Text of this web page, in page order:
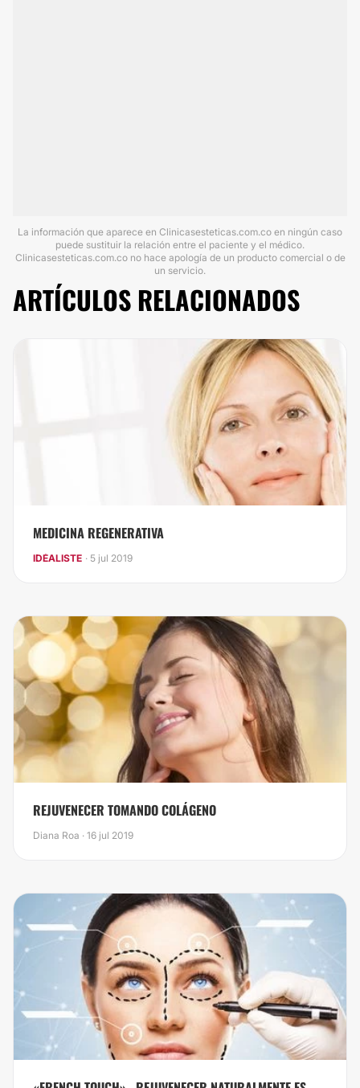
La información que aparece en Clinicasesteticas.com.co en ningún caso
puede sustituir la relación entre el paciente y el médico.
Clinicasesteticas.com.co no hace apología de un producto comercial o de
un servicio.
ARTÍCULOS RELACIONADOS
MEDICINA REGENERATIVA
IDÉALISTE · 5 jul 2019
REJUVENECER TOMANDO COLÁGENO
Diana Roa · 16 jul 2019